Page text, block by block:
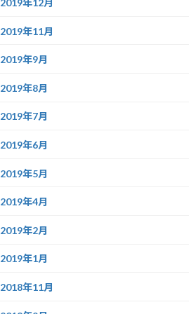
2019年12月
2019年11月
2019年9月
2019年8月
2019年7月
2019年6月
2019年5月
2019年4月
2019年2月
2019年1月
2018年11月